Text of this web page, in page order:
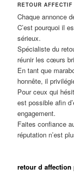
RETOUR
Chaque annonce
C’est pourquoi il
sérieux.
Spécialiste du
réunir les cœurs
En tant que
honnête, il
Pour ceux qui
est possible afin
engagement.
Faites confiance
réputation n’est
retour d affection